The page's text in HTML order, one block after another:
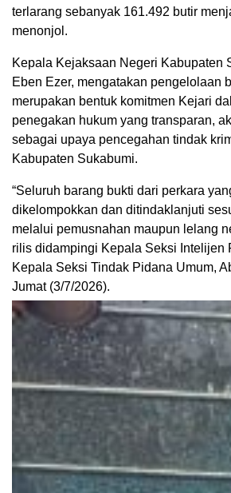
terlarang sebanyak 161.492 butir
menonjol.
Kepala Kejaksaan Negeri Kabupaten
Eben Ezer, mengatakan pengelolaan
merupakan bentuk komitmen Kejari
penegakan hukum yang transparan,
sebagai upaya pencegahan tindak
Kabupaten Sukabumi.
“Seluruh barang bukti dari perkara
dikelompokkan dan ditindaklanjuti
melalui pemusnahan maupun lelang
rilis didampingi Kepala Seksi Intelijen
Kepala Seksi Tindak Pidana Umum,
Jumat (3/7/2026).